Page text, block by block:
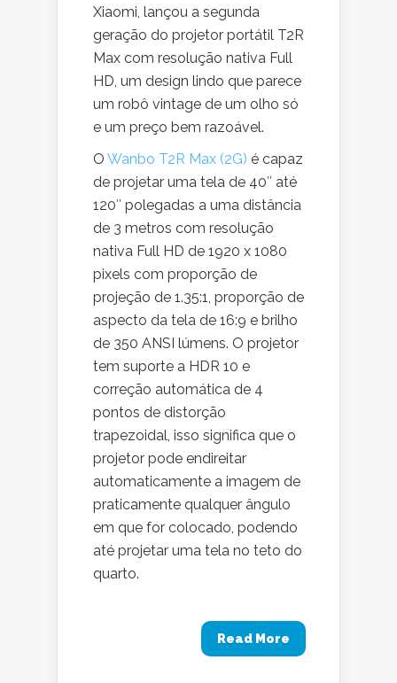
Xiaomi, lançou a segunda
geração do projetor portátil T2R
Max com resolução nativa Full
HD, um design lindo que parece
um robô vintage de um olho só
e um preço bem razoável.
O Wanbo T2R Max (2G) é capaz
de projetar uma tela de 40″ até
120″ polegadas a uma distância
de 3 metros com resolução
nativa Full HD de 1920 x 1080
pixels com proporção de
projeção de 1.35:1, proporção de
aspecto da tela de 16:9 e brilho
de 350 ANSI lúmens. O projetor
tem suporte a HDR 10 e
correção automática de 4
pontos de distorção
trapezoidal, isso significa que o
projetor pode endireitar
automaticamente a imagem de
praticamente qualquer ângulo
em que for colocado, podendo
até projetar uma tela no teto do
quarto.
Read More